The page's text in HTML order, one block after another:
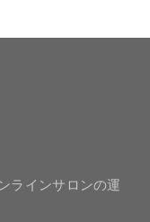
ラインサロンの運